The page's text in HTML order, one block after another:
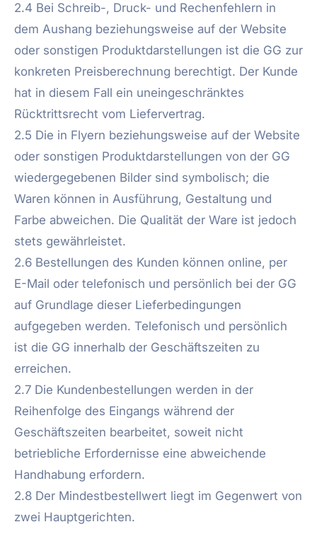
2.4 Bei Schreib-, Druck- und Rechenfehlern in
dem Aushang beziehungsweise auf der Website
oder sonstigen Produktdarstellungen ist die GG zur
konkreten Preisberechnung berechtigt. Der Kunde
hat in diesem Fall ein uneingeschränktes
Rücktrittsrecht vom Liefervertrag.
2.5 Die in Flyern beziehungsweise auf der Website
oder sonstigen Produktdarstellungen von der GG
wiedergegebenen Bilder sind symbolisch; die
Waren können in Ausführung, Gestaltung und
Farbe abweichen. Die Qualität der Ware ist jedoch
stets gewährleistet.
2.6 Bestellungen des Kunden können online, per
E-Mail oder telefonisch und persönlich bei der GG
auf Grundlage dieser Lieferbedingungen
aufgegeben werden. Telefonisch und persönlich
ist die GG innerhalb der Geschäftszeiten zu
erreichen.
2.7 Die Kundenbestellungen werden in der
Reihenfolge des Eingangs während der
Geschäftszeiten bearbeitet, soweit nicht
betriebliche Erfordernisse eine abweichende
Handhabung erfordern.
2.8 Der Mindestbestellwert liegt im Gegenwert von
zwei Hauptgerichten.